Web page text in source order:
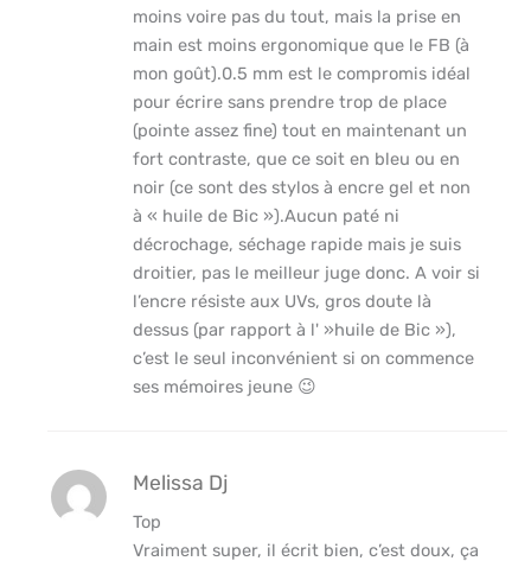
moins voire pas du tout, mais la prise en
main est moins ergonomique que le FB (à
mon goût).0.5 mm est le compromis idéal
pour écrire sans prendre trop de place
(pointe assez fine) tout en maintenant un
fort contraste, que ce soit en bleu ou en
noir (ce sont des stylos à encre gel et non
à « huile de Bic »).Aucun paté ni
décrochage, séchage rapide mais je suis
droitier, pas le meilleur juge donc. A voir si
l’encre résiste aux UVs, gros doute là
dessus (par rapport à l' »huile de Bic »),
c’est le seul inconvénient si on commence
ses mémoires jeune 😉
Melissa Dj
Top
Vraiment super, il écrit bien, c’est doux, ça